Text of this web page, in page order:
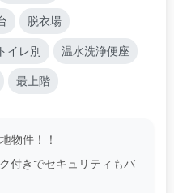
脱衣場
イレ別 温水洗浄便座
最上階
物件！！
付きでセキュリティもバ